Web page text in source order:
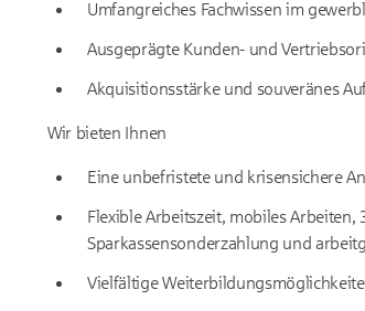
Umfangreiches Fachwissen im
Ausgeprägte Kunden- und
Akquisitionsstärke und souveränes
Wir bieten Ihnen
Eine unbefristete und krisensichere
Flexible Arbeitszeit, mobiles
Sparkassensonderzahlung und
Vielfältige